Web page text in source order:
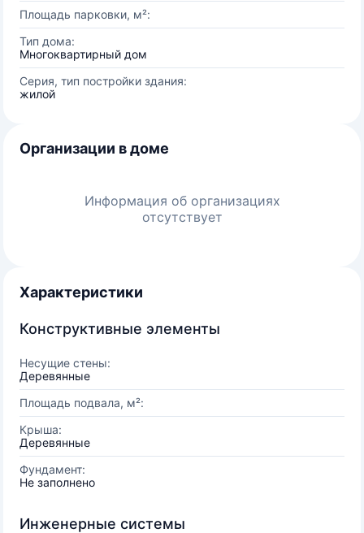
Площадь парковки, м²:
Тип дома:
Многоквартирный дом
Серия, тип постройки здания:
жилой
Организации в доме
Информация об организациях
отсутствует
Характеристики
Конструктивные элементы
Несущие стены:
Деревянные
Площадь подвала, м²:
Крыша:
Деревянные
Фундамент:
Не заполнено
Инженерные системы